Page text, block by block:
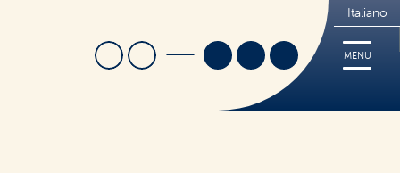
MENU
Italiano
CercaTrova Negozio